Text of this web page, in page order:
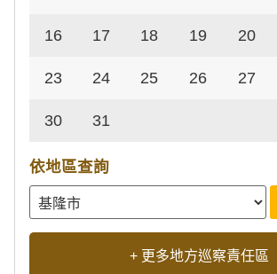
16 17 18 19 20
23 24 25 26 27
30 31
依地區查詢
+ 更多地方巡察責任區